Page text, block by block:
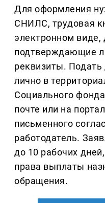
Для оформления
СНИЛС, трудовая
электронном виде,
подтверждающие
реквизиты.
лично в
Социального
почте или на
письменного
работодатель.
до 10 рабочих
права выплаты
обращения.